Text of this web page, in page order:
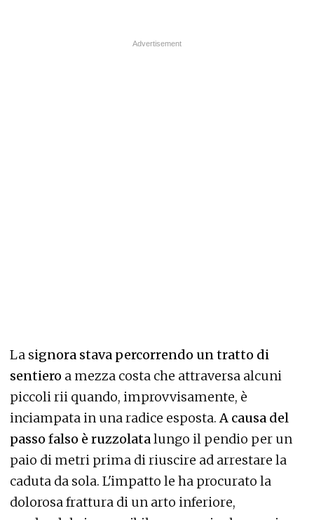
La signora stava percorrendo un tratto di
sentiero a mezza costa che attraversa alcuni
piccoli rii quando, improvvisamente, è
inciampata in una radice esposta.A causa del
passo falso è ruzzolatalungo il pendio per un
paio di metri prima di riuscire ad arrestare la
caduta da sola. L'impatto le ha procurato la
dolorosa frattura di un arto inferiore,